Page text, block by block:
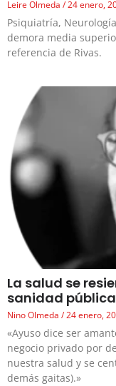
Leire Olmeda 24 enero,
Psiquiatría,
demora media
referencia de Rivas.
La salud se
sanidad
Nino Olmeda 24 enero,
«Ayuso dice ser
negocio privado por
nuestra salud y se
demás gaitas).»